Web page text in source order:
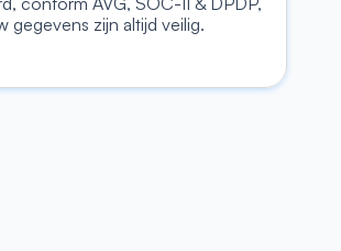
gegevens zijn altijd veilig.